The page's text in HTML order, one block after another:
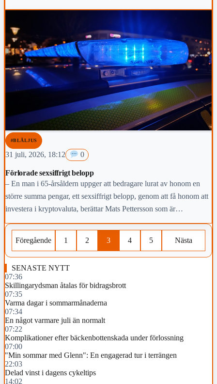
#BLÅLJUS
31 juli, 2026, 18:12 0
Förlorade sexsiffrigt belopp
– En man i 65-årsåldern uppger att bedragare lurat av honom en
större summa pengar, ett sexsiffrigt belopp, genom att få honom att
investera i kryptovaluta, berättar Mats Pettersson som är
presstalesman vid polisen.
Föregående 1 2 3 4 5 Nästa
SENASTE NYTT
07:36
Skillingarydsman åtalas för bidragsbrott
07:35
Varma dagar i sommarmånaderna
07:34
En något varmare juli än normalt
07:22
Komplikationer efter bäckenbottenskada under förlossning
07:00
"Min sommar med Glenn": En engagerad tur i terrängen
22:03
Delad vinst i dagens cykeltips
14:02